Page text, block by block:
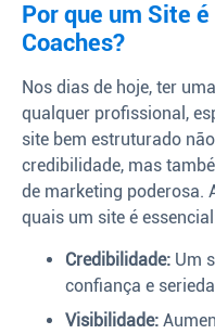
Por que um Site
Coaches?
Nos dias de hoje, ter
qualquer profissional,
site bem estruturado
credibilidade, mas
de marketing poderosa.
quais um site é
Credibilidade: Um
confiança e
Visibilidade: